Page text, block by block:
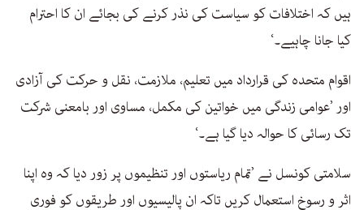
ہیں کہ اختلافات کو سیاست کی نذر کرنے کی بجائے ان کا احترام
کیا جانا چاہیے۔‘
اقوام متحدہ کی قرارداد میں تعلیم، ملازمت، نقل و حرکت کی آزادی
اور ’عوامی زندگی میں خواتین کی مکمل، مساوی اور بامعنی شرکت
تک رسائی کا حوالہ دیا گیا ہے۔‘
سلامتی کونسل نے ’تمام ریاستوں اور تنظیموں پر زور دیا کہ وہ اپنا
اثر و رسوخ استعمال کریں تاکہ ان پالیسیوں اور طریقوں کو فوری